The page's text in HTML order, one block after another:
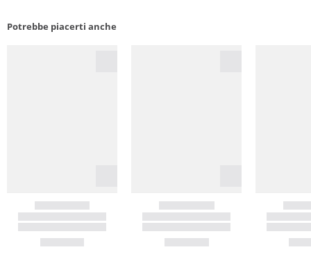
Potrebbe piacerti anche